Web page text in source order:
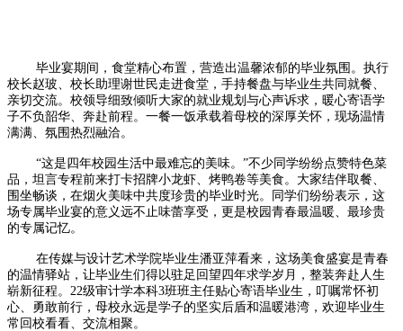
毕业宴期间，食堂精心布置，营造出温馨浓郁的毕业氛围。执行
校长赵玻、校长助理谢世民走进食堂，手持餐盘与毕业生共同就餐、
亲切交流。校领导细致倾听大家的就业规划与心声诉求，暖心寄语学
子不负韶华、奔赴前程。一餐一饭承载着母校的深厚关怀，现场温情
满满、氛围热烈融洽。
“这是四年校园生活中最难忘的美味。”不少同学纷纷点赞特色菜
品，坦言专程前来打卡招牌小龙虾、烤鸭卷等美食。大家结伴取餐、
围坐畅谈，在烟火美味中共度珍贵的毕业时光。同学们纷纷表示，这
场专属毕业宴的意义远不止味蕾享受，更是校园青春最温暖、最珍贵
的专属记忆。
在传媒与设计艺术学院毕业生潘亚萍看来，这场美食盛宴是青春
的温情驿站，让毕业生们得以驻足回望四年求学岁月，整装奔赴人生
崭新征程。22级审计学本科3班班主任贴心寄语毕业生，叮嘱常怀初
心、勇敢前行，母校永远是学子的坚实后盾和温暖港湾，欢迎毕业生
常回校看看、交流相聚。